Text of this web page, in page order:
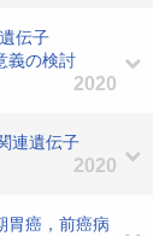
伝子
義の検討
2020
連遺伝子
2020
胃癌，前癌病